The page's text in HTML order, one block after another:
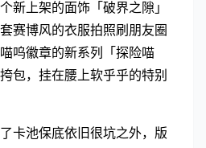
新上架的面饰「破界之隙」
赛博风的衣服拍照刷朋友圈
呜徽章的新系列「探险喵
包，挂在腰上软乎乎的特别
卡池保底依旧很坑之外，版